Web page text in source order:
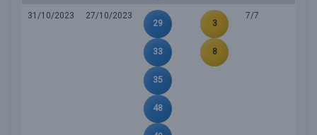
31/10/2023
27/10/2023
29
33
35
48
3
8
7/7